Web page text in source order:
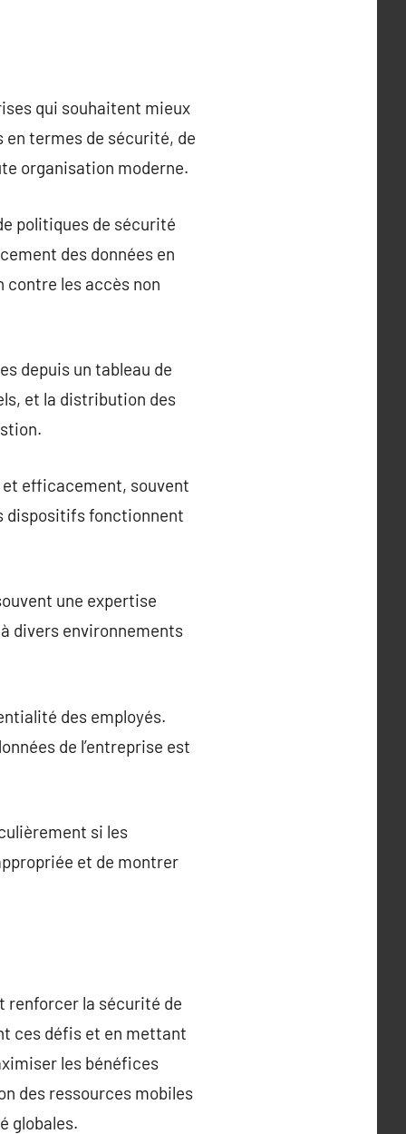
qui souhaitent mieux
en termes de sécurité, de
organisation moderne.
politiques de sécurité
des données en
contre les accès non
depuis un tableau de
et la distribution des
et efficacement, souvent
dispositifs fonctionnent
une expertise
divers environnements
des employés.
de l’entreprise est
si les
et de montrer
renforcer la sécurité de
ces défis et en mettant
les bénéfices
des ressources mobiles
globales.